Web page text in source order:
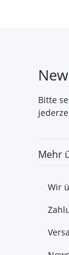
Bitte
Mehr
Wir